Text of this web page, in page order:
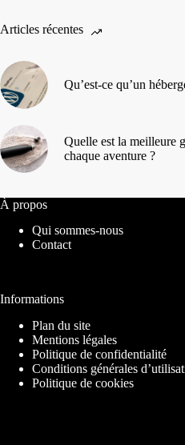
Articles récentes
Qu’est-ce qu’un
Quelle est la meilleure
chaque aventure ?
À propos
Qui sommes-nous
Contact
Informations
Plan du site
Mentions légales
Politique de confidentialité
Conditions générales
Politique de cookies